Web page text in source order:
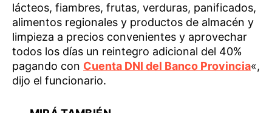
lácteos, fiambres, frutas, verduras, panificados,
alimentos regionales y productos de almacén y
limpieza a precios convenientes y aprovechar
todos los días un reintegro adicional del 40%
pagando con Cuenta DNI del Banco Provincia«,
dijo el funcionario.